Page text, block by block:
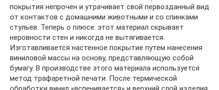
покрытия непрочен и утрачивает свой первозданный вид
от контактов с домашними животными и со спинками
стульев. Теперь о плюсе: этот материал скрывает
неровности стен и никогда не вытягивается.
Изготавливается настенное покрытие путем нанесения
виниловой массы на основу, представляющую собой
бумагу. В производстве этого материала используется
метод трафаретной печати. После термической